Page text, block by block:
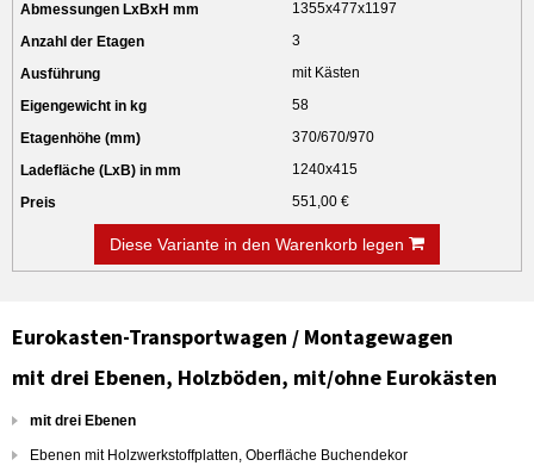
1355x477x1197
3
mit Kästen
58
370/670/970
1240x415
551,00 €
Diese Variante in den Warenkorb legen
Eurokasten-Transportwagen / Montagewagen
mit drei Ebenen, Holzböden, mit/ohne Eurokästen
mit drei Ebenen
Ebenen mit Holzwerkstoffplatten, Oberfläche Buchendekor